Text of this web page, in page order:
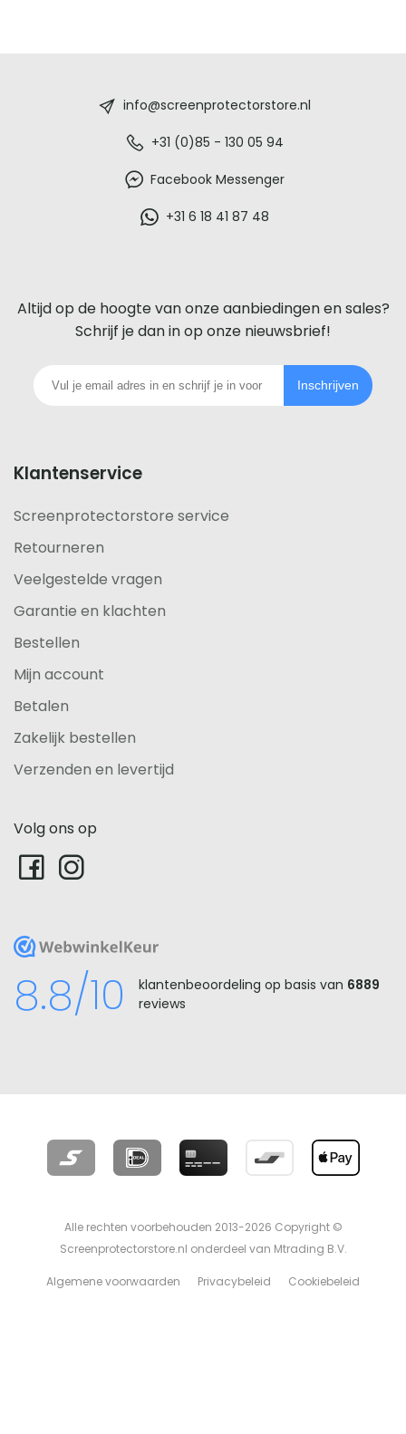
voor
iedere
telefoon
info@screenprotectorstore.nl
+31 (0)85 - 130 05 94
Facebook Messenger
+31 6 18 41 87 48
Altijd op de hoogte van onze aanbiedingen en sales?
Schrijf je dan in op onze nieuwsbrief!
Inschrijven
Klantenservice
Screenprotectorstore service
Retourneren
Veelgestelde vragen
Garantie en klachten
Bestellen
Mijn account
Betalen
Zakelijk bestellen
Verzenden en levertijd
Volg ons op
WebwinkelKeur
8.8/10 klantenbeoordeling op basis van 6889
reviews
Alle rechten voorbehouden 2013-2026 Copyright ©
Screenprotectorstore.nl onderdeel van Mtrading B.V.
Algemene voorwaarden Privacybeleid Cookiebeleid